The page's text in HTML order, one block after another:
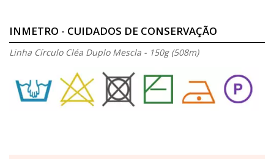
INMETRO - CUIDADOS DE CONSERVAÇÃO
Linha Círculo Cléa Duplo Mescla - 150g (508m)